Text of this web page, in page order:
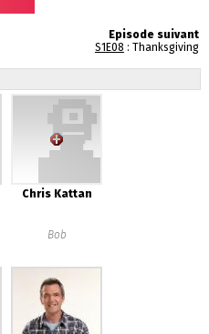
Episode suivant
S1E08 : Thanksgiving
Chris Kattan
Bob